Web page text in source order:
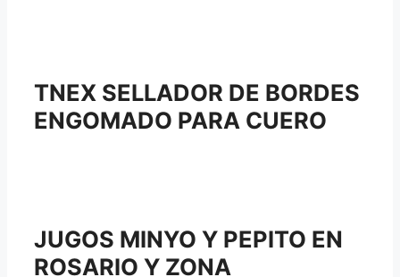
TNEX SELLADOR DE BORDES
ENGOMADO PARA CUERO
JUGOS MINYO Y PEPITO EN
ROSARIO Y ZONA